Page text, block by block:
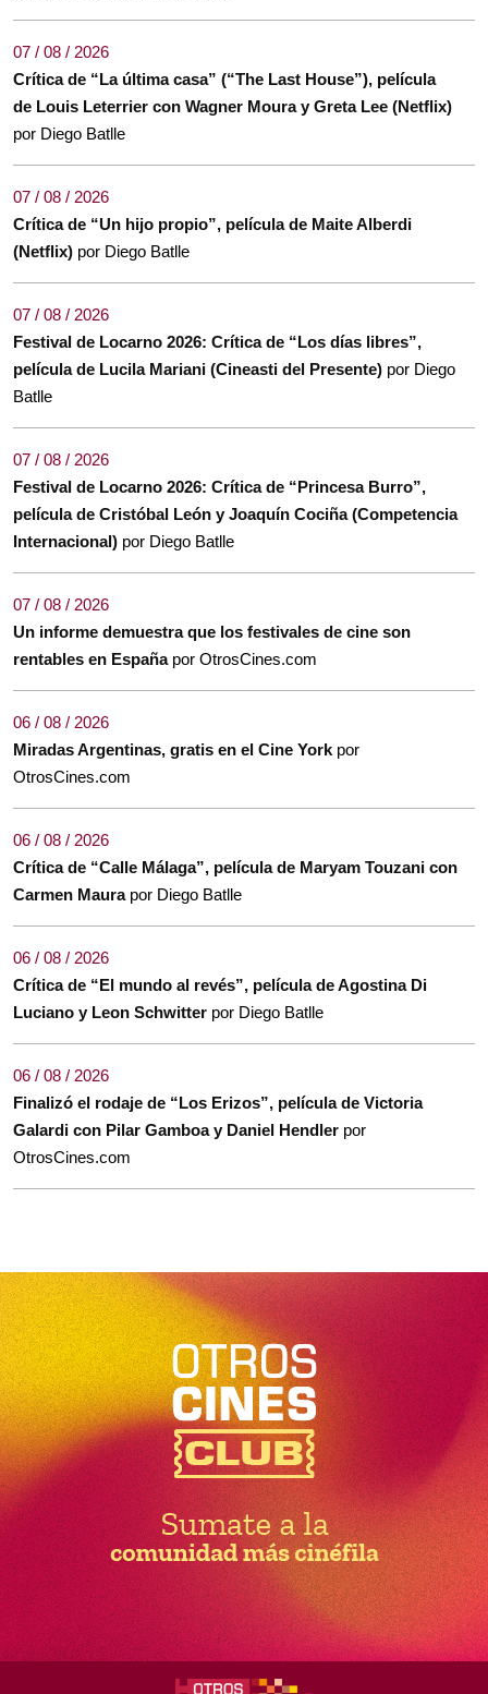
07 / 08 / 2026
Crítica de “La última casa” (“The Last House”), película
de Louis Leterrier con Wagner Moura y Greta Lee (Netflix)
por Diego Batlle
07 / 08 / 2026
Crítica de “Un hijo propio”, película de Maite Alberdi
(Netflix) por Diego Batlle
07 / 08 / 2026
Festival de Locarno 2026: Crítica de “Los días libres”,
película de Lucila Mariani (Cineasti del Presente) por Diego
Batlle
07 / 08 / 2026
Festival de Locarno 2026: Crítica de “Princesa Burro”,
película de Cristóbal León y Joaquín Cociña (Competencia
Internacional) por Diego Batlle
07 / 08 / 2026
Un informe demuestra que los festivales de cine son
rentables en España por OtrosCines.com
06 / 08 / 2026
Miradas Argentinas, gratis en el Cine York por
OtrosCines.com
06 / 08 / 2026
Crítica de “Calle Málaga”, película de Maryam Touzani con
Carmen Maura por Diego Batlle
06 / 08 / 2026
Crítica de “El mundo al revés”, película de Agostina Di
Luciano y Leon Schwitter por Diego Batlle
06 / 08 / 2026
Finalizó el rodaje de “Los Erizos”, película de Victoria
Galardi con Pilar Gamboa y Daniel Hendler por
OtrosCines.com